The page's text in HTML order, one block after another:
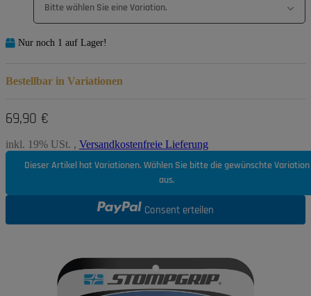
Bitte wählen Sie eine Variation.
Nur noch 1 auf Lager!
Bestellbar in Variationen
69,90 €
inkl. 19% USt. , Versandkostenfreie Lieferung
Dieser Artikel hat Variationen. Wählen Sie bitte die gewünschte Variation
aus.
Consent erteilen